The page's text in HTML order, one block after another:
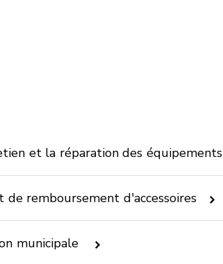
et la réparation des équipements
de remboursement d'accessoires
municipale